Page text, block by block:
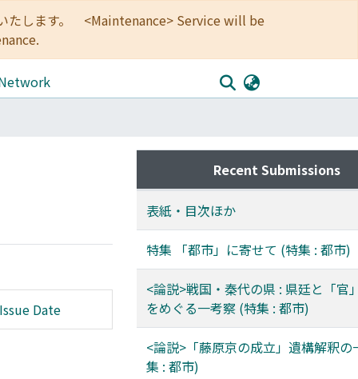
たします。 <Maintenance> Service will be
Date
Recent Submissions
表紙・目次ほか
特集 「都市」に寄せて (特集 : 都市)
<論説>戦国・秦代の県 : 県廷と「官
をめぐる一考察 (特集 : 都市)
<論説>「藤原京の成立」遺構解釈の
集 : 都市)